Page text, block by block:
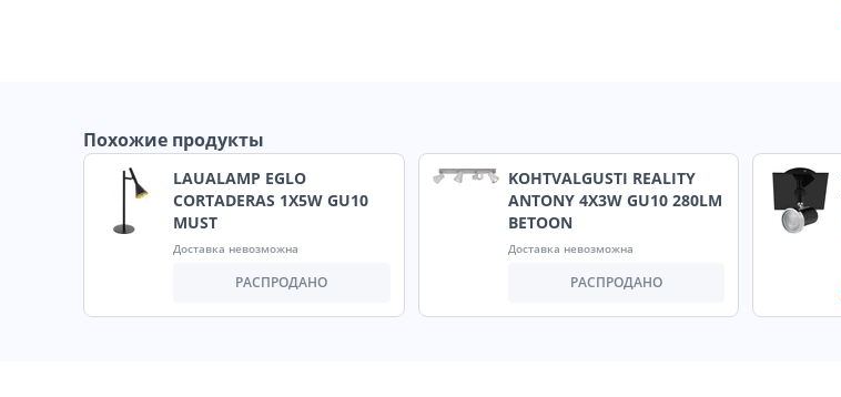
Похожие продукты
LAUALAMP EGLO
CORTADERAS 1X5W GU10
MUST
Доставка невозможна
РАСПРОДАНО
KOHTVALGUSTI REALITY
ANTONY 4X3W GU10 280LM
BETOON
Доставка невозможна
РАСПРОДАНО